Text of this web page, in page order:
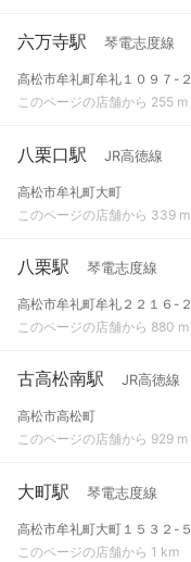
六万寺駅 琴電志度線
高松市牟礼町牟礼１０９７-２
このページの店舗から 255 m
八栗口駅 JR高徳線
高松市牟礼町大町
このページの店舗から 339 m
八栗駅 琴電志度線
高松市牟礼町牟礼２２１６-２
このページの店舗から 880 m
古高松南駅 JR高徳線
高松市高松町
このページの店舗から 929 m
大町駅 琴電志度線
高松市牟礼町大町１５３２-５
このページの店舗から 1 km